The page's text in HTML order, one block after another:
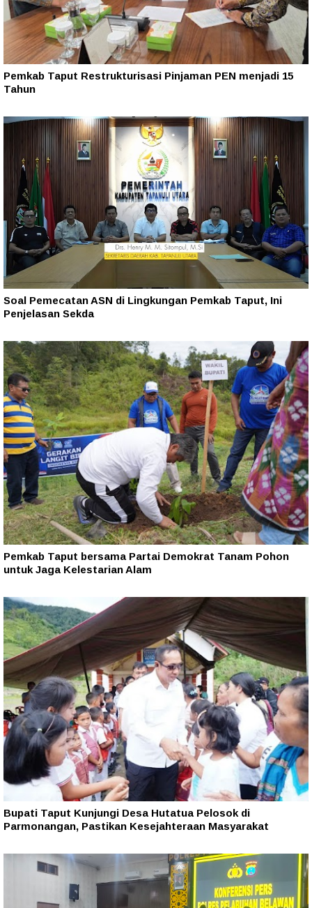
Pemkab Taput Restrukturisasi Pinjaman PEN menjadi 15
Tahun‎
Soal Pemecatan ASN di Lingkungan Pemkab Taput, Ini
Penjelasan Sekda
Pemkab Taput bersama Partai Demokrat Tanam Pohon
untuk Jaga Kelestarian Alam
Bupati Taput Kunjungi Desa Hutatua Pelosok di
Parmonangan, Pastikan Kesejahteraan Masyarakat